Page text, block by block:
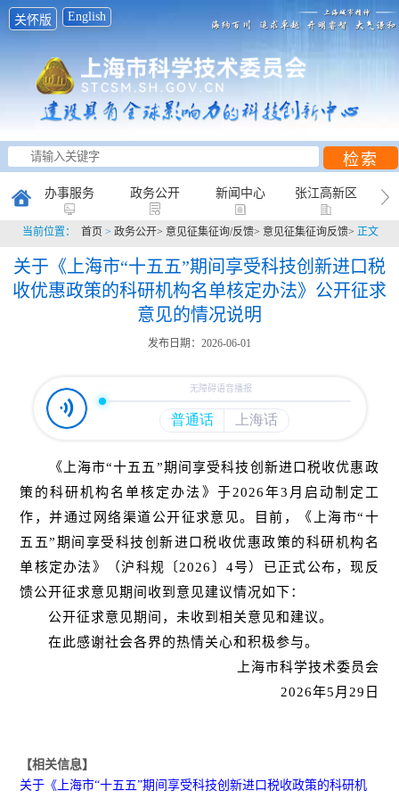
关怀版 English
办事服务 政务公开 新闻中心 张江高新区
创新研究 科普天地 互动平台
当前位置： 首页 > 政务公开> 意见征集征询/反馈> 意见征集征询反馈> 正文
关于《上海市“十五五”期间享受科技创新进口税
收优惠政策的科研机构名单核定办法》公开征求
意见的情况说明
发布日期：2026-06-01
《上海市“十五五”期间享受科技创新进口税收优惠政
策的科研机构名单核定办法》于2026年3月启动制定工
作，并通过网络渠道公开征求意见。目前，《上海市“十
五五”期间享受科技创新进口税收优惠政策的科研机构名
单核定办法》（沪科规〔2026〕4号）已正式公布，现反
馈公开征求意见期间收到意见建议情况如下：
公开征求意见期间，未收到相关意见和建议。
在此感谢社会各界的热情关心和积极参与。
上海市科学技术委员会
2026年5月29日
【相关信息】
关于《上海市“十五五”期间享受科技创新进口税收政策的科研机